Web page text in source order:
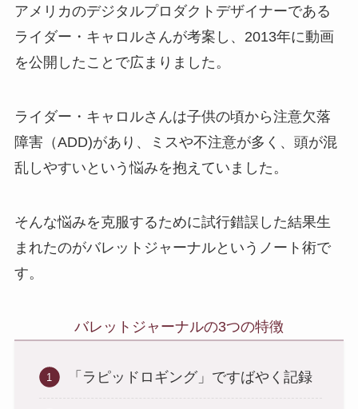
アメリカのデジタルプロダクトデザイナーである
ライダー・キャロルさんが考案し、2013年に動画
を公開したことで広まりました。
ライダー・キャロルさんは子供の頃から注意欠落
障害（ADD)があり、ミスや不注意が多く、頭が混
乱しやすいという悩みを抱えていました。
そんな悩みを克服するために試行錯誤した結果生
まれたのがバレットジャーナルというノート術で
す。
バレットジャーナルの3つの特徴
「ラピッドロギング」ですばやく記録